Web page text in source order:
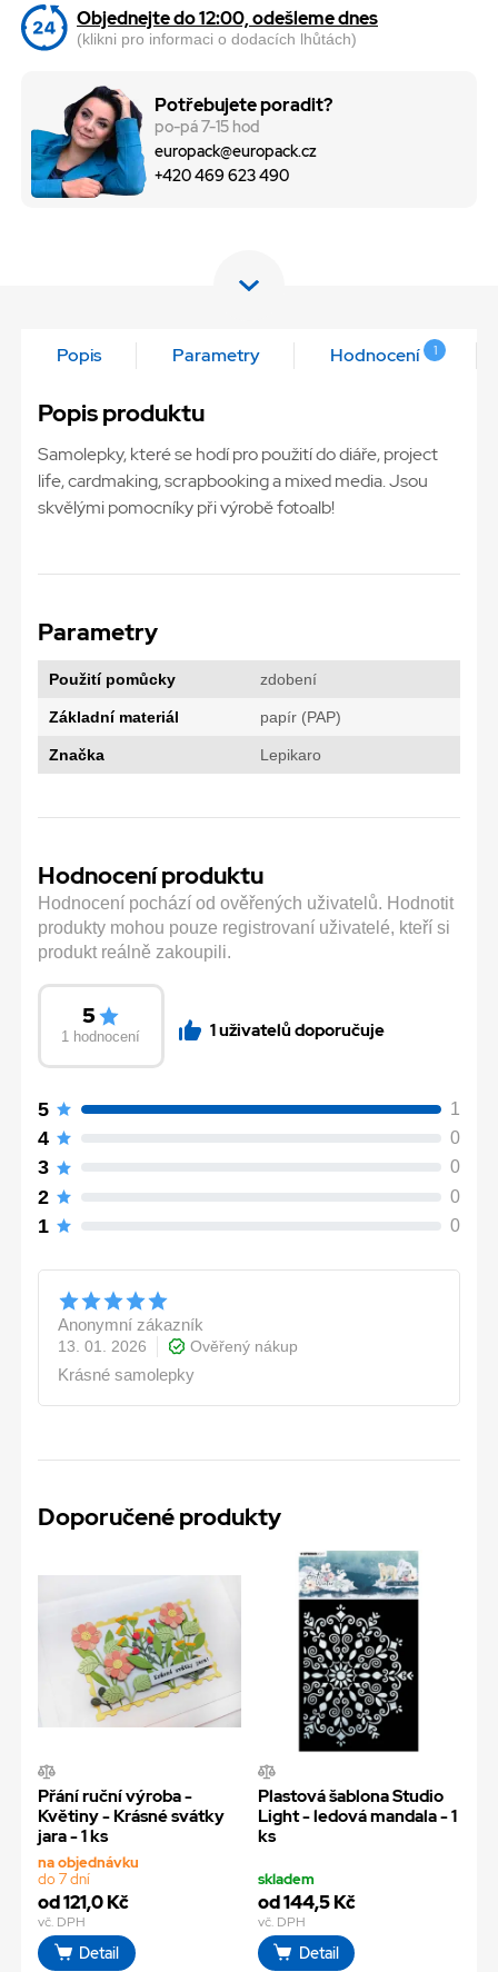
Objednejte do 12:00, odešleme dnes
(klikni pro informaci o dodacích lhůtách)
Potřebujete poradit?
po-pá 7-15 hod
europack@europack.cz
+420 469 623 490
Popis Parametry Hodnocení 1
Popis produktu
Samolepky, které se hodí pro použití do diáře, project
life, cardmaking, scrapbooking a mixed media. Jsou
skvělými pomocníky při výrobě fotoalb!
Parametry
Použití pomůcky zdobení
Základní materiál papír (PAP)
Značka Lepikaro
Hodnocení produktu
Hodnocení pochází od ověřených uživatelů. Hodnotit
produkty mohou pouze registrovaní uživatelé, kteří si
produkt reálně zakoupili.
5
1 hodnocení 1 uživatelů doporučuje
5 1
4 0
3 0
2 0
1 0
Anonymní zákazník
13. 01. 2026
Ověřený nákup
Krásné samolepky
Doporučené produkty
Přání ruční výroba -
Květiny - Krásné svátky
jara - 1 ks
na objednávku
do 7 dní
od 121,0 Kč
vč. DPH
Detail
Plastová šablona Studio
Light - ledová mandala - 1
ks
skladem
od 144,5 Kč
vč. DPH
Detail